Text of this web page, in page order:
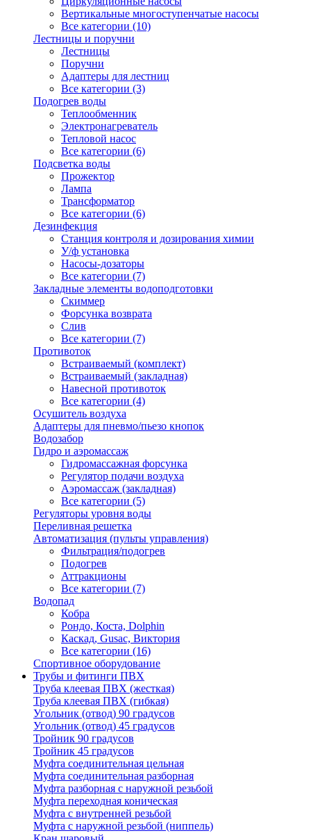
Вертикальные многоступенчатые насосы
Все категории (10)
Лестницы и поручни
Лестницы
Поручни
Адаптеры для лестниц
Все категории (3)
Подогрев воды
Теплообменник
Электронагреватель
Тепловой насос
Все категории (6)
Подсветка воды
Прожектор
Лампа
Трансформатор
Все категории (6)
Дезинфекция
Станция контроля и дозирования химии
У/ф установка
Насосы-дозаторы
Все категории (7)
Закладные элементы водоподготовки
Скиммер
Форсунка возврата
Слив
Все категории (7)
Противоток
Встраиваемый (комплект)
Встраиваемый (закладная)
Навесной противоток
Все категории (4)
Осушитель воздуха
Адаптеры для пневмо/пьезо кнопок
Водозабор
Гидро и аэромассаж
Гидромассажная форсунка
Регулятор подачи воздуха
Аэромассаж (закладная)
Все категории (5)
Регуляторы уровня воды
Переливная решетка
Автоматизация (пульты управления)
Фильтрация/подогрев
Подогрев
Аттракционы
Все категории (7)
Водопад
Кобра
Рондо, Коста, Dolphin
Каскад, Gusac, Виктория
Все категории (16)
Спортивное оборудование
Трубы и фитинги ПВХ
Труба клеевая ПВХ (жесткая)
Труба клеевая ПВХ (гибкая)
Угольник (отвод) 90 градусов
Угольник (отвод) 45 градусов
Тройник 90 градусов
Тройник 45 градусов
Муфта соединительная цельная
Муфта соединительная разборная
Муфта разборная с наружной резьбой
Муфта переходная коническая
Муфта с внутренней резьбой
Муфта с наружной резьбой (ниппель)